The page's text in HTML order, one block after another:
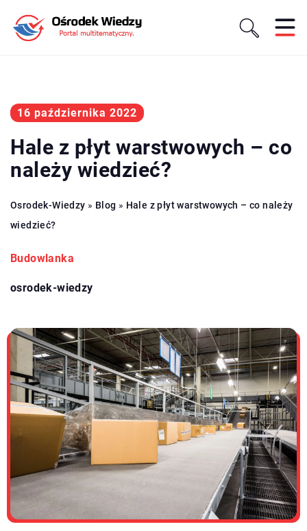
16 października 2022
Hale z płyt warstwowych – co
należy wiedzieć?
Osrodek-Wiedzy » Blog » Hale z płyt warstwowych – co należy
wiedzieć?
Budowlanka
osrodek-wiedzy